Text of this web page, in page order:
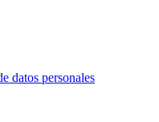
datos personales